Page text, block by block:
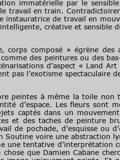
immatérielle par le
travail en train.
instauratrice de travail en
créative et sensible
composé » égrène des
des peintures ou des
d’aspect « Land
pas l’exotisme spectaculaire
à même la toile non
d’espace. Les fleurs sont
captés dans un
et des taches de peinture
de pochade, d’esquisse ou
Soutine voire une abstraction
une tentative d’interprétation
que Damien Cabane